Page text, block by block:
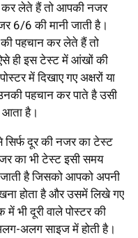
कर लेते हैं तो आपकी नजर
6/6 की मानी जाती है।
पहचान कर लेते हैं तो
ही इस टेस्ट में आंखों की
में दिखाए गए अक्षरों या
पहचान कर पाते है उसी
है।
दूर की नजर का टेस्ट
का भी टेस्ट इसी समय
है जिसको आपको अपनी
होता है और उसमें लिखे गए
भी दूरी वाले पोस्टर की
अलग साइज में होती है।